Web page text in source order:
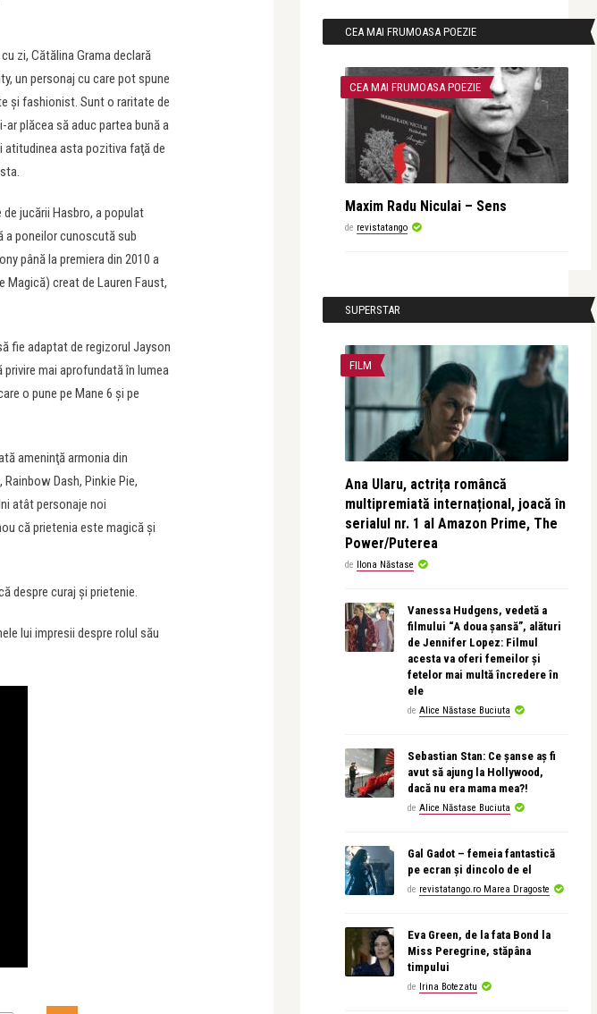
zi, Cătălina Grama declară
un personaj cu care pot spune
şi fashionist. Sunt o raritate de
plăcea să aduc partea bună a
atitudinea asta pozitiva faţă de
de jucării Hasbro, a populat
a poneilor cunoscută sub
până la premiera din 2010 a
Magică) creat de Lauren Faust,
fie adaptat de regizorul Jayson
mai aprofundată în lumea
o pune pe Mane 6 și pe
ameninţă armonia din
Dash, Pinkie Pie,
atât personaje noi
că prietenia este magică şi
despre curaj și prietenie.
lui impresii despre rolul său
CEA MAI FRUMOASA POEZIE
CEA MAI FRUMOASA POEZIE
Maxim Radu Niculai – Sens
de revistatango
SUPERSTAR
FILM
Ana Ularu, actrița româncă
multipremiată internațional, joacă în
serialul nr. 1 al Amazon Prime, The
Power/Puterea
de Ilona Năstase
Vanessa Hudgens, vedetă a
filmului “A doua șansă”, alături
de Jennifer Lopez: Filmul
acesta va oferi femeilor și
fetelor mai multă încredere în
ele
de Alice Năstase Buciuta
Sebastian Stan: Ce șanse aș fi
avut să ajung la Hollywood,
dacă nu era mama mea?!
de Alice Năstase Buciuta
Gal Gadot – femeia fantastică
pe ecran și dincolo de el
de revistatango.ro Marea Dragoste
Eva Green, de la fata Bond la
Miss Peregrine, stăpâna
timpului
de Irina Botezatu